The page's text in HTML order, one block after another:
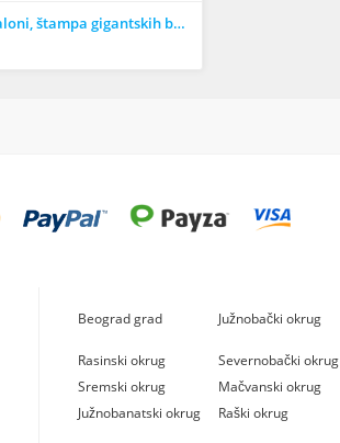
Veliki baloni, štampa gigantskih balona, baloni, balon, štampa
Beograd grad Južnobački okrug
Rasinski okrug
Severnobački okrug
Sremski okrug
Mačvanski okrug
Južnobanatski okrug
Raški okrug